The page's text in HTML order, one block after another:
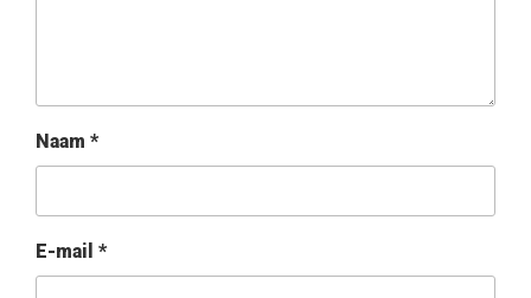
Naam *
E-mail *